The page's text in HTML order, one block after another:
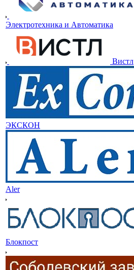
Электротехника и Автоматика
Вистл
ЭКСКОН
Aler
Блокпост